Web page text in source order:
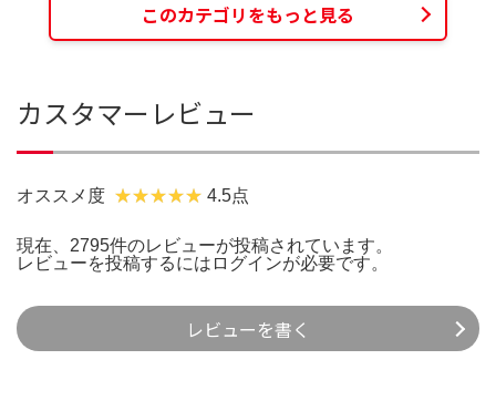
このカテゴリをもっと見る
カスタマーレビュー
オススメ度 4.5点
現在、2795件のレビューが投稿されています。
レビューを投稿するには ログインが必要です。
レビューを書く